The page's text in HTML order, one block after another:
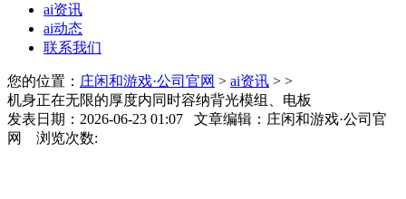
ai资讯
ai动态
联系我们
您的位置： 庄闲和游戏·公司官网 > ai资讯 > >
机身正在无限的厚度内同时容纳背光模组、电板
发表日期：2026-06-23 01:07 文章编辑：庄闲和游戏·公司官
网 浏览次数: